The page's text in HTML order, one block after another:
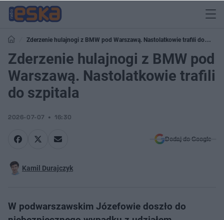
Zderzenie hulajnogi z BMW pod Warszawą. Nastolatkowie trafili do
szpitala
Zderzenie hulajnogi z BMW pod
Warszawą. Nastolatkowie trafili
do szpitala
2026-07-07 16:30
Dodaj do Google
Kamil Durajczyk
W podwarszawskim Józefowie doszło do